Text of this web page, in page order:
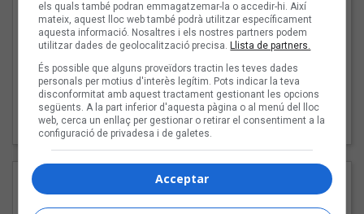
"Les cabres"
94 Rules amb Compte
els quals també podran emmagatzemar-la o accedir-hi. Així
mateix, aquest lloc web també podrà utilitzar específicament
aquesta informació. Nosaltres i els nostres partners podem
utilitzar dades de geolocalització precisa. Llista de partners.
És possible que alguns proveïdors tractin les teves dades
personals per motius d'interès legítim. Pots indicar la teva
disconformitat amb aquest tractament gestionant les opcions
següents. A la part inferior d'aquesta pàgina o al menú del lloc
web, cerca un enllaç per gestionar o retirar el consentiment a la
configuració de privadesa i de galetes.
Acceptar